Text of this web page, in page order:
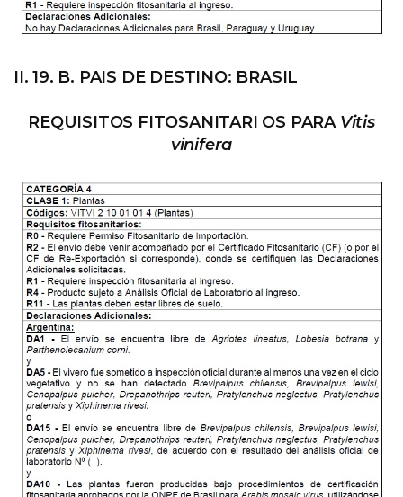
II. 19. B. PAIS DE DESTINO: BRASIL
REQUISITOS FITOSANITARI OS PARA Vitis
vinifera